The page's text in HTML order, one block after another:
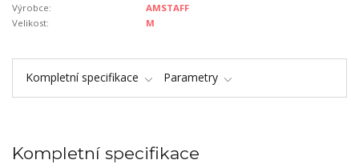
Výrobce:
AMSTAFF
Velikost:
M
Kompletní specifikace Parametry
Kompletní specifikace